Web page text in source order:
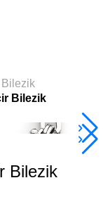
Bilezik
Bilezik